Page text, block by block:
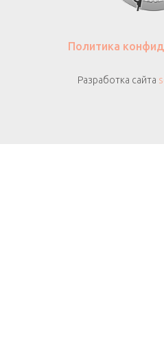
Политика
Разработка сайта